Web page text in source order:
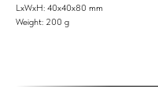
LxWxH: 40x40x80 mm
Weight: 200 g